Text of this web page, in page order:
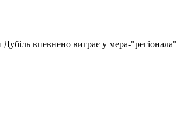
впевнено виграє у мера-"регіонала"